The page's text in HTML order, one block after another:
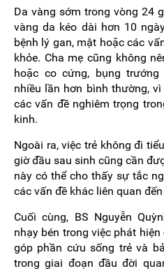
Da vàng sớm trong vòng 24
vàng da kéo dài hơn 10
bệnh lý gan, mật hoặc các
khỏe. Cha mẹ cũng không
hoặc co cứng, bụng
nhiều lần hơn bình thường,
các vấn đề nghiêm trọng
kinh.
Ngoài ra, việc trẻ không đi
giờ đầu sau sinh cũng cần
này có thể cho thấy sự tắc
các vấn đề khác liên quan
Cuối cùng, BS Nguyễn
nhạy bén trong việc phát
góp phần cứu sống trẻ và
trong giai đoạn đầu đời